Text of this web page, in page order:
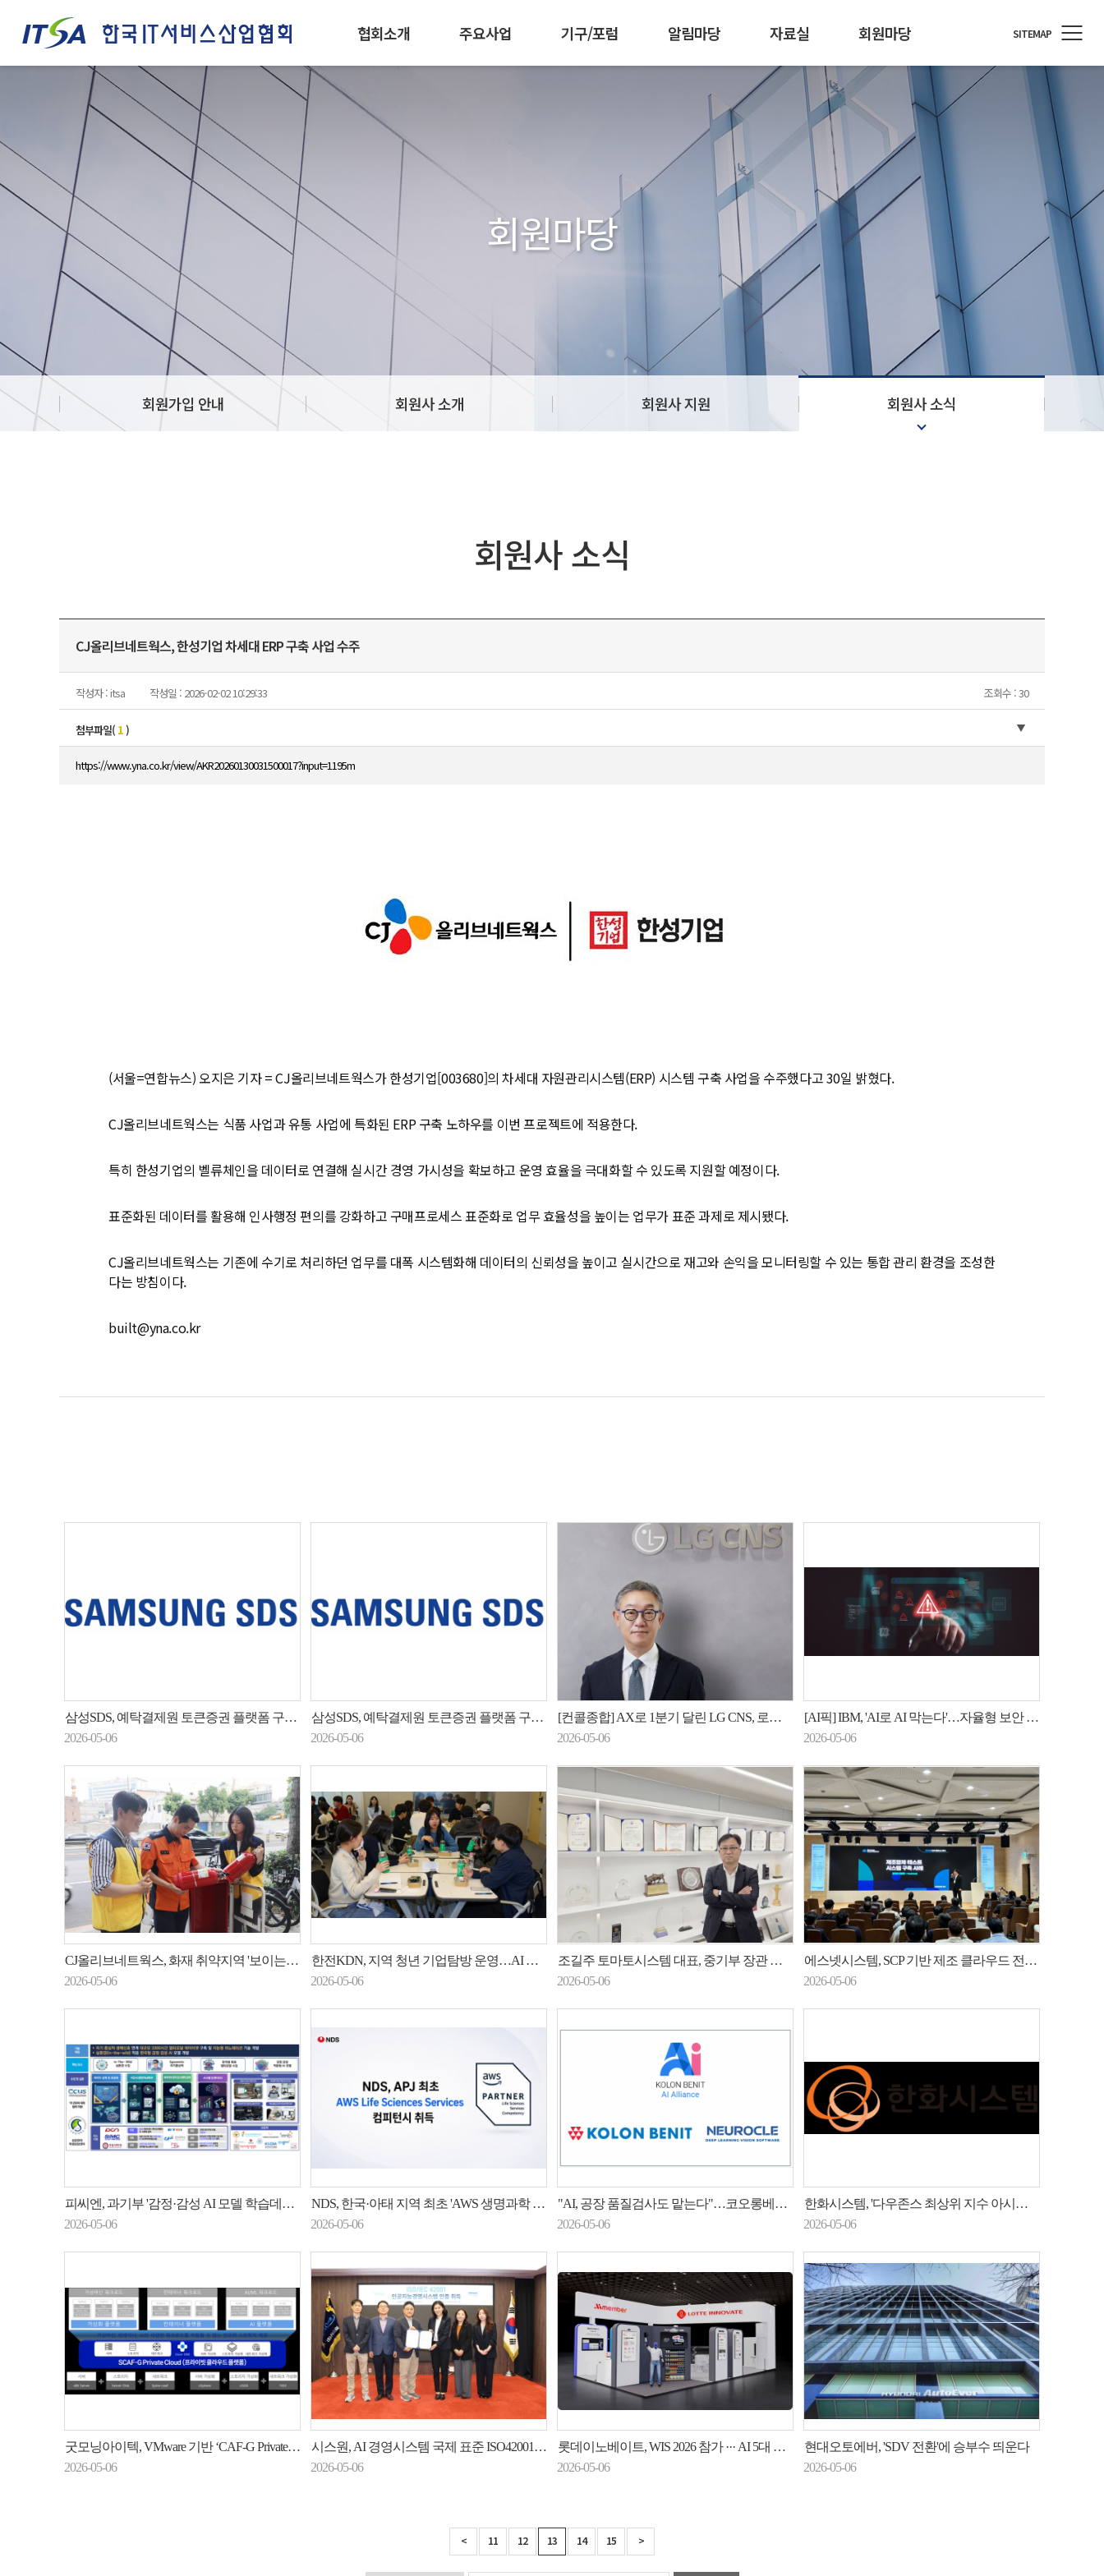
협회소개
인사말 설립목적/연혁
주요사업
IT서비스산업 경쟁력 강화 공동구매
기구/포럼
IT서비스 정책기획협의회 한국소프트웨어측정원 개인정보 기술포럼
알림마당
ICT소식 뉴스레터
자료실
발간자료/행사자료 통계/정책
회원마당
회원사 소개 회원사 지원 회원사 소식
SITEMAP
회원마당
회원가입 안내 회원사 소개 회원사 지원 회원사 소식
회원사 소식
CJ올리브네트웍스, 한성기업 차세대 ERP 구축 사업 수주
작성자 : itsa 작성일 : 2026-02-02 10:29:33 조회수 : 30
첨부파일( 1 )
https://www.yna.co.kr/view/AKR20260130031500017?input=1195m
(서울=연합뉴스) 오지은 기자 = CJ올리브네트웍스가 한성기업[003680]의 차세대 자원관리시스템(ERP) 시스템 구축 사업을 수주했다고 30일 밝혔다.
CJ올리브네트웍스는 식품 사업과 유통 사업에 특화된 ERP 구축 노하우를 이번 프로젝트에 적용한다.
특히 한성기업의 벨류체인을 데이터로 연결해 실시간 경영 가시성을 확보하고 운영 효율을 극대화할 수 있도록 지원할 예정이다.
표준화된 데이터를 활용해 인사행정 편의를 강화하고 구매프로세스 표준화로 업무 효율성을 높이는 업무가 표준 과제로 제시됐다.
CJ올리브네트웍스는 기존에 수기로 처리하던 업무를 대폭 시스템화해 데이터의 신뢰성을 높이고 실시간으로 재고와 손익을 모니터링할 수 있는 통합 관리 환경을 조성한
다는 방침이다.
built@yna.co.kr
삼성SDS, 예탁결제원 토큰증권 플랫폼 구축 사업 수주
2026-05-06
삼성SDS, 예탁결제원 토큰증권 플랫폼 구축 사업 수주
2026-05-06
[컨콜종합] AX로 1분기 달린 LG CNS, 로봇·금융·해외 '전선 확대'
2026-05-06
[AI픽] IBM, 'AI로 AI 막는다'…자율형 보안 공개
2026-05-06
CJ올리브네트웍스, 화재 취약지역 '보이는 소화기' 점검
2026-05-06
한전KDN, 지역 청년 기업탐방 운영…AI 특강·멘토링 강화
2026-05-06
조길주 토마토시스템 대표, 중기부 장관 표창 수상
2026-05-06
에스넷시스템, SCP 기반 제조 클라우드 전환 사례 공개
2026-05-06
피씨엔, 과기부 '감정·감성 AI 모델 학습데이터셋 구축' 과제 수주
2026-05-06
NDS, 한국·아태 지역 최초 'AWS 생명과학 컴피턴시' 취득
2026-05-06
"AI, 공장 품질검사도 맡는다"…코오롱베니트, 제조 AX 속도전
2026-05-06
한화시스템, '다우존스 최상위 지수 아시아' 편입
2026-05-06
굿모닝아이텍, VMware 기반 ‘CAF-G Private Cloud’로 프라이빗 클라우드 구현 방안 제시
2026-05-06
시스원, AI 경영시스템 국제 표준 ISO42001 인증 취득
2026-05-06
롯데이노베이트, WIS 2026 참가 ··· AI 5대 브랜드 체계 공개
2026-05-06
현대오토에버, 'SDV 전환'에 승부수 띄운다
2026-05-06
< 11 12 13 14 15 >